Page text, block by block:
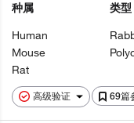
高级验证 69篇
种属
Human
Mouse
Rat
类型